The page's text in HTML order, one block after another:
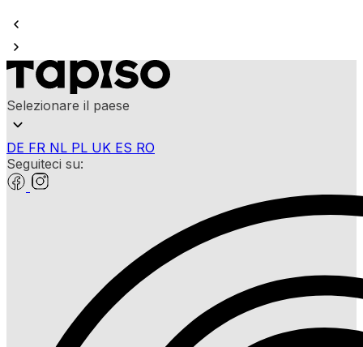
Selezionare il paese
DE FR NL PL UK ES RO
Seguiteci su: